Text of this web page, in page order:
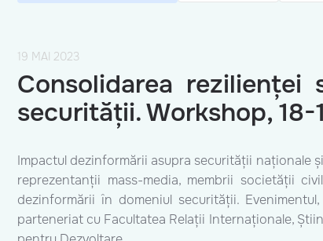
19 MAI 2023
Consolidarea
securității. Workshop, 18-
Impactul dezinformării asupra securității naționale
reprezentanții mass-media, membrii societății
dezinformării în domeniul securității.
parteneriat cu Facultatea Relații Internaționale,